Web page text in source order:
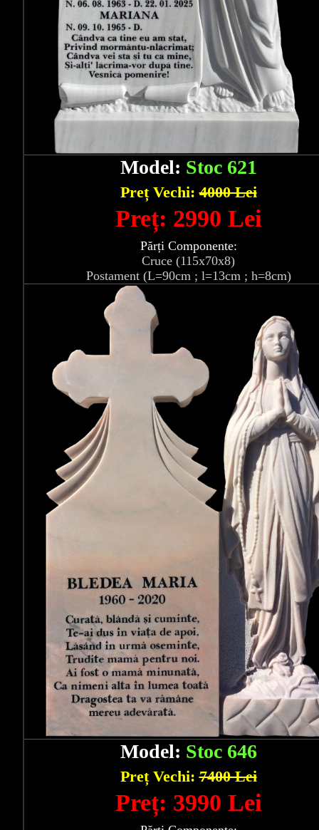
Model: Stoc 621
Preț Vechi:4000 Lei
Preț: 2990 Lei
Părți Componente:
Cruce (115x70x8)
Postament (L=90cm ; l=13cm ; h=8cm)
Model: Stoc 646
Preț Vechi:7400 Lei
Preț: 3990 Lei